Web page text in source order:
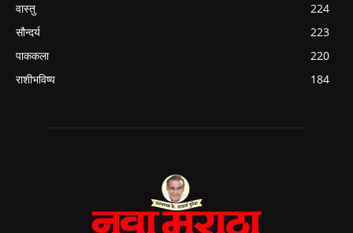
वास्तु
224
सौन्दर्य
223
पाककला
220
राशीभविष्य
184